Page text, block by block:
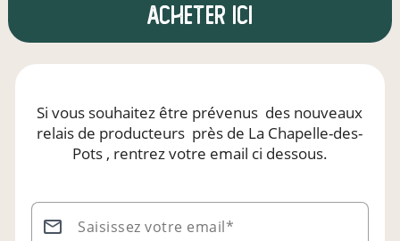
Acheter ici
Si vous souhaitez être prévenus des nouveaux
relais de producteurs près de La Chapelle-des-
Pots, rentrez votre email ci dessous.
Saisissez votre email*